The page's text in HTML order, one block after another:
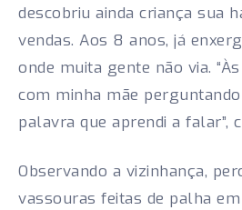
descobriu ainda criança sua
vendas. Aos 8 anos, já
onde muita gente não via.
com minha mãe
palavra que aprendi a falar”,
Observando a vizinhança,
vassouras feitas de palha